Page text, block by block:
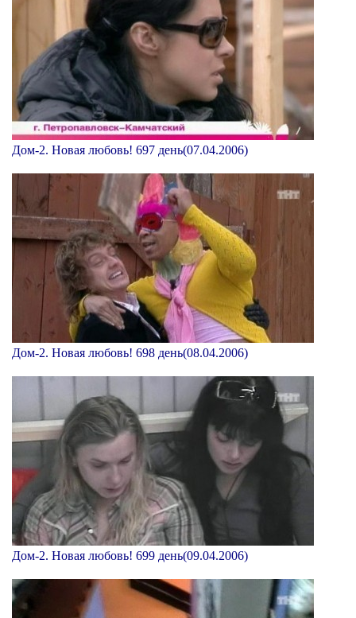
Дом-2. Новая любовь! 697 день(07.04.2006)
Дом-2. Новая любовь! 698 день(08.04.2006)
Дом-2. Новая любовь! 699 день(09.04.2006)